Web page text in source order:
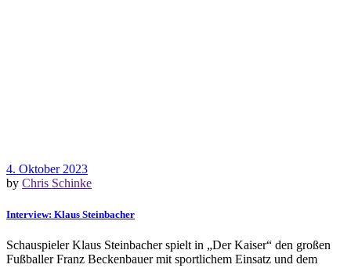
4. Oktober 2023
by Chris Schinke
Interview: Klaus Steinbacher
Schauspieler Klaus Steinbacher spielt in „Der Kaiser“ den großen
Fußballer Franz Beckenbauer mit sportlichem Einsatz und dem